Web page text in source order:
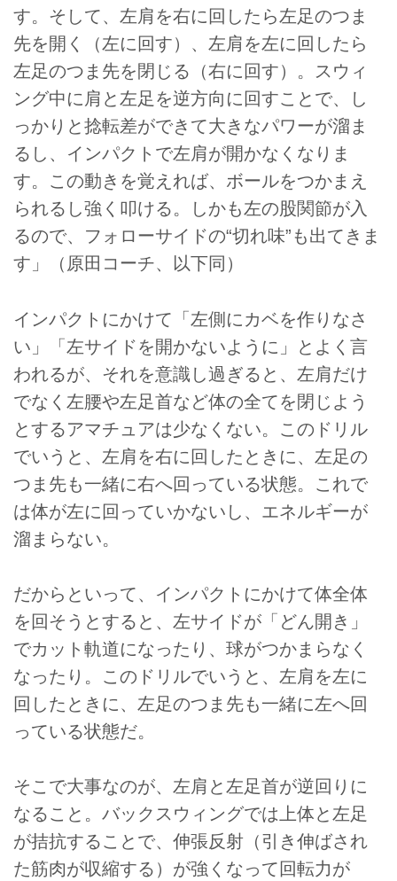
す。そして、左肩を右に回したら左足のつま
先を開く（左に回す）、左肩を左に回したら
左足のつま先を閉じる（右に回す）。スウィ
ング中に肩と左足を逆方向に回すことで、し
っかりと捻転差ができて大きなパワーが溜ま
るし、インパクトで左肩が開かなくなりま
す。この動きを覚えれば、ボールをつかまえ
られるし強く叩ける。しかも左の股関節が入
るので、フォローサイドの“切れ味”も出てきま
す」（原田コーチ、以下同）
インパクトにかけて「左側にカベを作りなさ
い」「左サイドを開かないように」とよく言
われるが、それを意識し過ぎると、左肩だけ
でなく左腰や左足首など体の全てを閉じよう
とするアマチュアは少なくない。このドリル
でいうと、左肩を右に回したときに、左足の
つま先も一緒に右へ回っている状態。これで
は体が左に回っていかないし、エネルギーが
溜まらない。
だからといって、インパクトにかけて体全体
を回そうとすると、左サイドが「どん開き」
でカット軌道になったり、球がつかまらなく
なったり。このドリルでいうと、左肩を左に
回したときに、左足のつま先も一緒に左へ回
っている状態だ。
そこで大事なのが、左肩と左足首が逆回りに
なること。バックスウィングでは上体と左足
が拮抗することで、伸張反射（引き伸ばされ
た筋肉が収縮する）が強くなって回転力が